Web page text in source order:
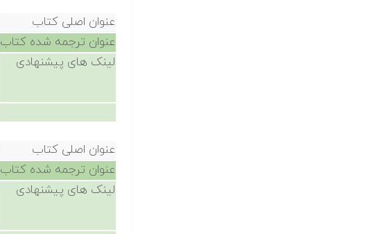
عنوان اصلی کتاب
عنوان ترجمه شده کتاب
لینک های پیشنهادی
عنوان اصلی کتاب
عنوان ترجمه شده کتاب
لینک های پیشنهادی